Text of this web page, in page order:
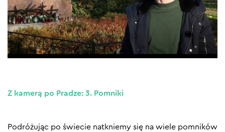
Z kamerą po Pradze: 3. Pomniki
Podróżując po świecie natkniemy się na wiele pomników